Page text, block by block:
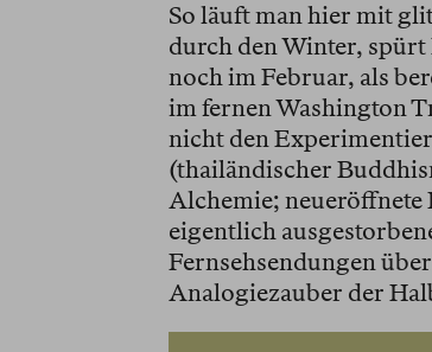
So läuft man hier mit
durch den Winter, spürt
noch im Februar, als
im fernen Washington
nicht den
(thailändischer
Alchemie; neueröffnete
eigentlich
Fernsehsendungen
Analogiezauber der